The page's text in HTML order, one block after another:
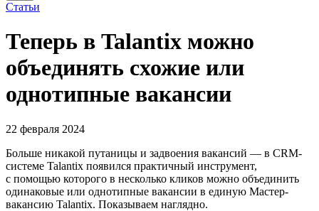
Статьи
Теперь в Talantix можно
объединять схожие или
однотипные вакансии
22 февраля 2024
Больше никакой путаницы и задвоения вакансий — в CRM-
системе Talantix появился практичный инструмент,
с помощью которого в несколько кликов можно объединить
одинаковые или однотипные вакансии в единую Мастер-
вакансию Talantix. Показываем наглядно.